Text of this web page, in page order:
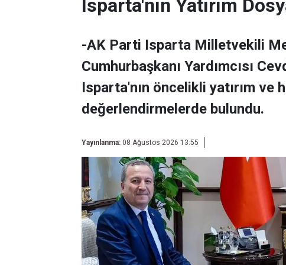
Isparta'nın Yatırım
-AK Parti Isparta Milletvekili
Cumhurbaşkanı Yardımcısı
Isparta'nın öncelikli yatırım ve
değerlendirmelerde bulundu.
Yayınlanma: 08 Ağustos 2026 13:55